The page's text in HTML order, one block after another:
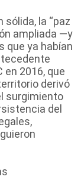
sólida, la “paz
ampliada —y
que ya habían
en 2016, que
derivó
surgimiento
del